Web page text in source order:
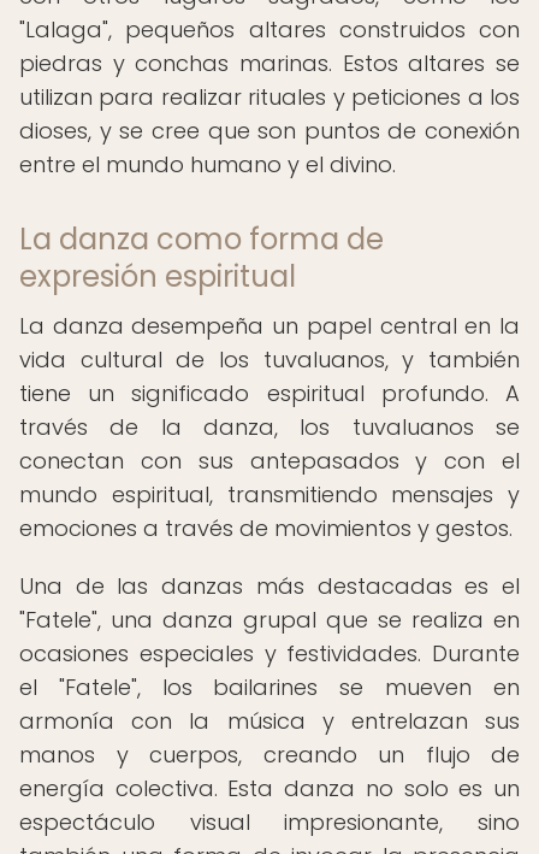
"Lalaga", pequeños altares construidos con
piedras y conchas marinas. Estos altares se
utilizan para realizar rituales y peticiones a los
dioses, y se cree que son puntos de conexión
entre el mundo humano y el divino.
La danza como forma de
expresión espiritual
La danza desempeña un papel central en la
vida cultural de los tuvaluanos, y también
tiene un significado espiritual profundo. A
través de la danza, los tuvaluanos se
conectan con sus antepasados y con el
mundo espiritual, transmitiendo mensajes y
emociones a través de movimientos y gestos.
Una de las danzas más destacadas es el
"Fatele", una danza grupal que se realiza en
ocasiones especiales y festividades. Durante
el "Fatele", los bailarines se mueven en
armonía con la música y entrelazan sus
manos y cuerpos, creando un flujo de
energía colectiva. Esta danza no solo es un
espectáculo visual impresionante, sino